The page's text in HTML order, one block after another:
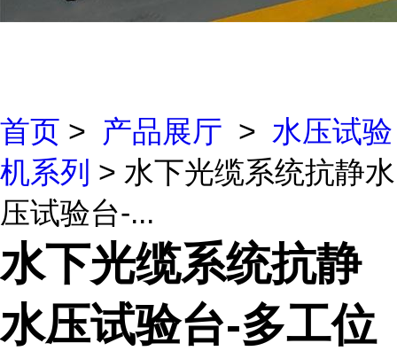
首页 > 产品展厅 > 水压试验
机系列 > 水下光缆系统抗静水
压试验台-...
水下光缆系统抗静
水压试验台-多工位